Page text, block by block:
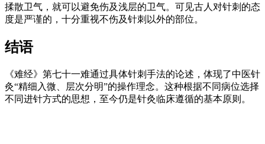
揉散卫气，就可以避免伤及浅层的卫气。可见古人对针刺的态
度是严谨的，十分重视不伤及针刺以外的部位。
结语
《难经》第七十一难通过具体针刺手法的论述，体现了中医针
灸“精细入微、层次分明”的操作理念。这种根据不同病位选择
不同进针方式的思想，至今仍是针灸临床遵循的基本原则。